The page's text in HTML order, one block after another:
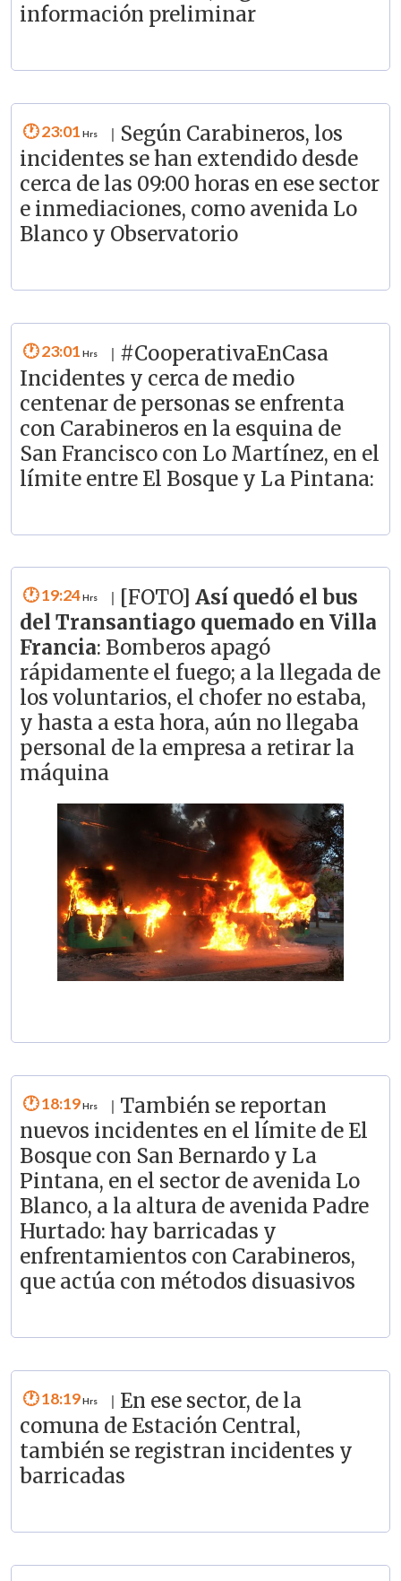
información preliminar
23:01
Según Carabineros, los
incidentes se han extendido desde
cerca de las 09:00 horas en ese sector
e inmediaciones, como avenida Lo
Blanco y Observatorio
23:01
#CooperativaEnCasa
Incidentes y cerca de medio
centenar de personas se enfrenta
con Carabineros en la esquina de
San Francisco con Lo Martínez, en el
límite entre El Bosque y La Pintana:
19:24 [FOTO] Así quedó el bus
del Transantiago quemado en Villa
Francia: Bomberos apagó
rápidamente el fuego; a la llegada de
los voluntarios, el chofer no estaba,
y hasta a esta hora, aún no llegaba
personal de la empresa a retirar la
máquina
18:19
También se reportan
nuevos incidentes en el límite de El
Bosque con San Bernardo y La
Pintana, en el sector de avenida Lo
Blanco, a la altura de avenida Padre
Hurtado: hay barricadas y
enfrentamientos con Carabineros,
que actúa con métodos disuasivos
18:19
En ese sector, de la
comuna de Estación Central,
también se registran incidentes y
barricadas